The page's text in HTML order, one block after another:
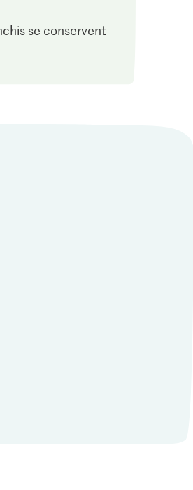
se conservent